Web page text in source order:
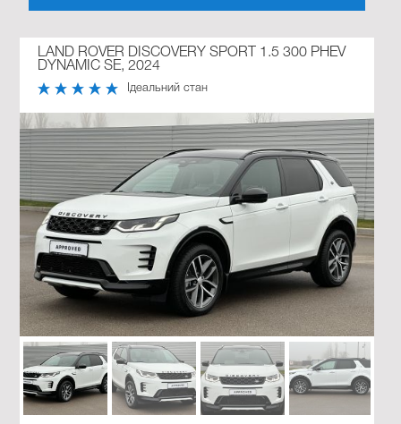
LAND ROVER DISCOVERY SPORT 1.5 300 PHEV
DYNAMIC SE, 2024
Ідеальний стан